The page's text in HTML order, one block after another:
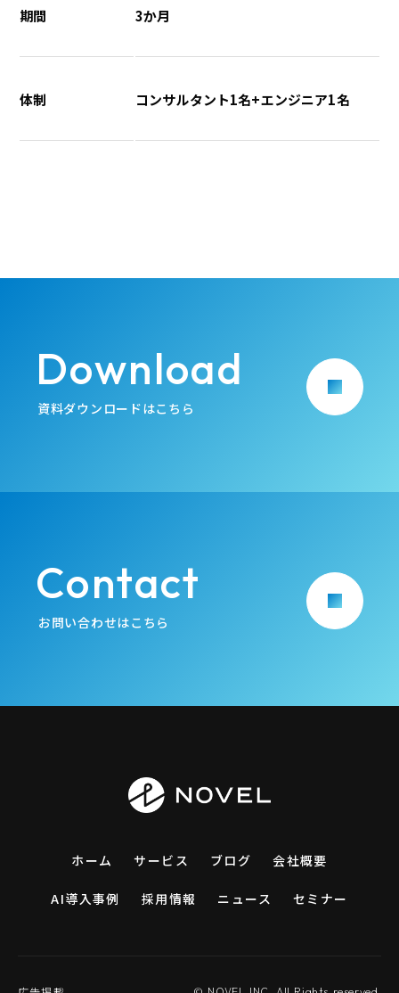
期間 3か月
体制 コンサルタント1名+エンジニア1名
Download
資料ダウンロードはこちら
arrow_forward
Contact
お問い合わせはこちら
arrow_forward
ホーム サービス ブログ 会社概要
AI導入事例 採用情報 ニュース セミナー